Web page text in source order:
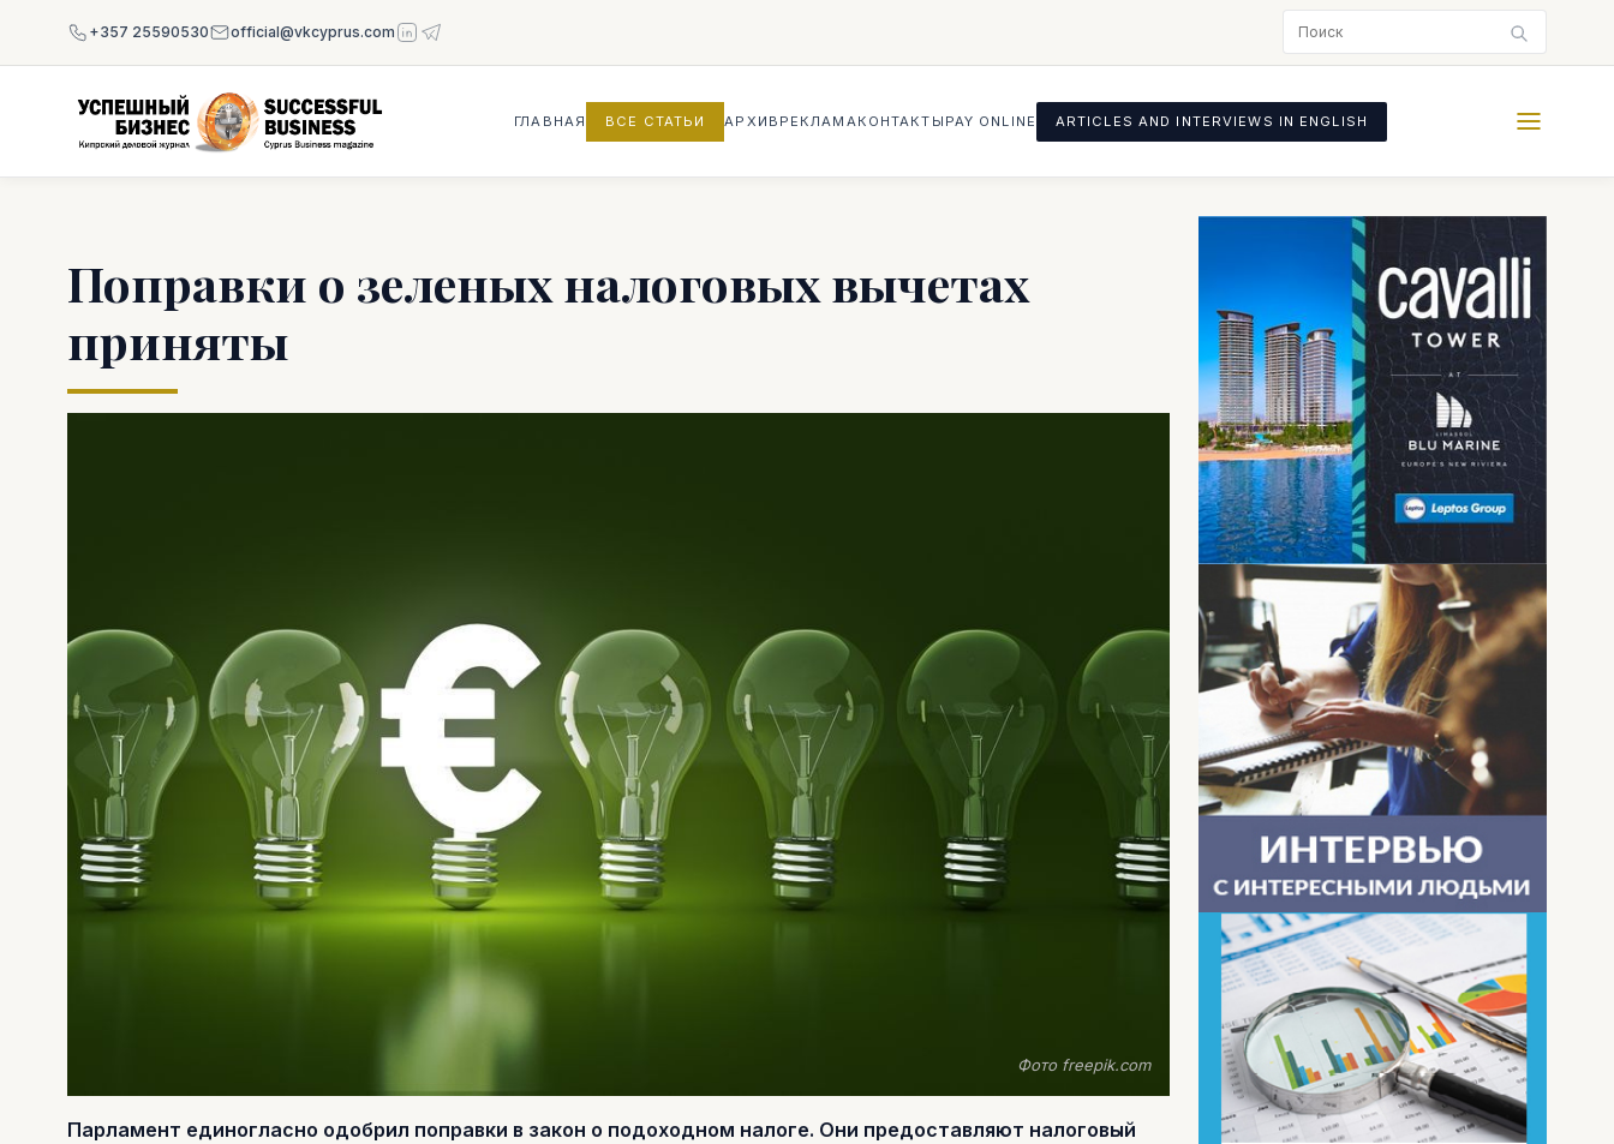
+357 25590530 official@vkcyprus.com
ГЛАВНАЯ ВСЕ СТАТЬИ АРХИВ РЕКЛАМА КОНТАКТЫ PAY ONLINE ARTICLES AND INTERVIEWS IN ENGLISH
Поправки о зеленых налоговых вычетах
приняты
Фото freepik.com
Парламент единогласно одобрил поправки в закон о подоходном налоге. Они предоставляют налоговый